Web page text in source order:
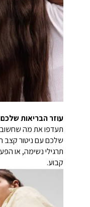
עוזר הבריאות שלכם
תעדפו את מה
תרגילי נשימה, או
קבוע.